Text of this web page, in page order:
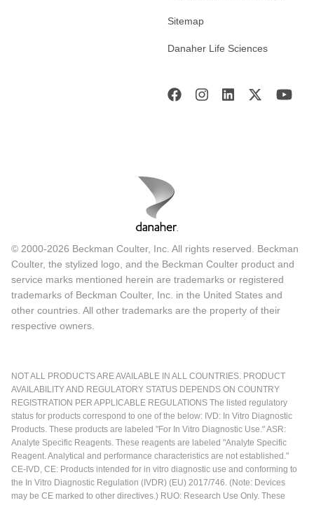
Sitemap
Danaher Life Sciences
© 2000-2026 Beckman Coulter, Inc. All rights reserved. Beckman
Coulter, the stylized logo, and the Beckman Coulter product and
service marks mentioned herein are trademarks or registered
trademarks of Beckman Coulter, Inc. in the United States and
other countries. All other trademarks are the property of their
respective owners.
NOT ALL PRODUCTS ARE AVAILABLE IN ALL COUNTRIES. PRODUCT
AVAILABILITY AND REGULATORY STATUS DEPENDS ON COUNTRY
REGISTRATION PER APPLICABLE REGULATIONS The listed regulatory
status for products correspond to one of the below: IVD: In Vitro Diagnostic
Products. These products are labeled "For In Vitro Diagnostic Use." ASR:
Analyte Specific Reagents. These reagents are labeled "Analyte Specific
Reagent. Analytical and performance characteristics are not established."
CE-IVD, CE: Products intended for in vitro diagnostic use and conforming to
the In Vitro Diagnostic Regulation (IVDR) (EU) 2017/746. (Note: Devices
may be CE marked to other directives.) RUO: Research Use Only. These